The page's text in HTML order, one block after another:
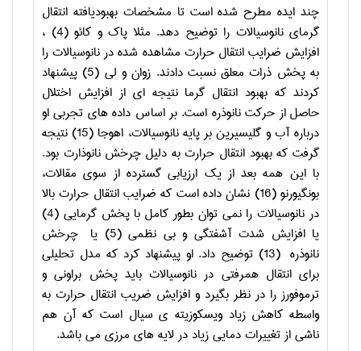
چند ایده مطرح شده است تا مشخصات بهبودیافته انتقال
گرمای نانوسیالات را توضیح دهد. مثلا پاک و کائو (4) ،
افزایش ضرایب انتقال حرارت مشاهده شده در نانوسیالات را
به پخش ذرات معلق نسبت دادند. زوان و لی (5) پیشنهاد
کردند که بهبود انتقال گرما نتیجه ای از افزایش اختلال
حاصل از حرکت نانوذره است. بر اساس داده های تجربی او
درباره آب و گلیسیرین بر پایه نانوسیالات، اهوجا (15) نتیجه
گرفت که بهبود انتقال حرارت به دلیل چرخش نانوذارت بود.
با این همه بعد از یک ارزیابی گسترده از سوی مقالات،
بونگیورنو (16) نشان داده است که ضرایب انتقال حرارت بالا
در نانوسیالات را نمی توان بطور کامل با پخش گرمایی (4)
یا افزایش شدت آشفتگی و بی نظمی (5) یا چرخش
نانوذره (13) توضیح داد. او پیشنهاد کرد که مدل تحلیلی
برای انتقال همرفتی در نانوسیالات باید پخش براونی و
ترموفورز را در نظر بگیرد و افزایش ضریب انتقال حرارت به
واسطه کاهش زیاد ویسکوزیته ی سیال است که آن هم
ناشی از تغییرات دمایی زیاد در لایه های مرزی می باشد.